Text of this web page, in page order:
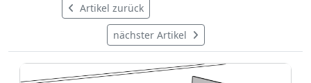
Artikel zurück
nächster Artikel